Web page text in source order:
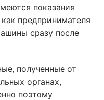
показания
предпринимателя
сразу после
полученные от
органах,
поэтому